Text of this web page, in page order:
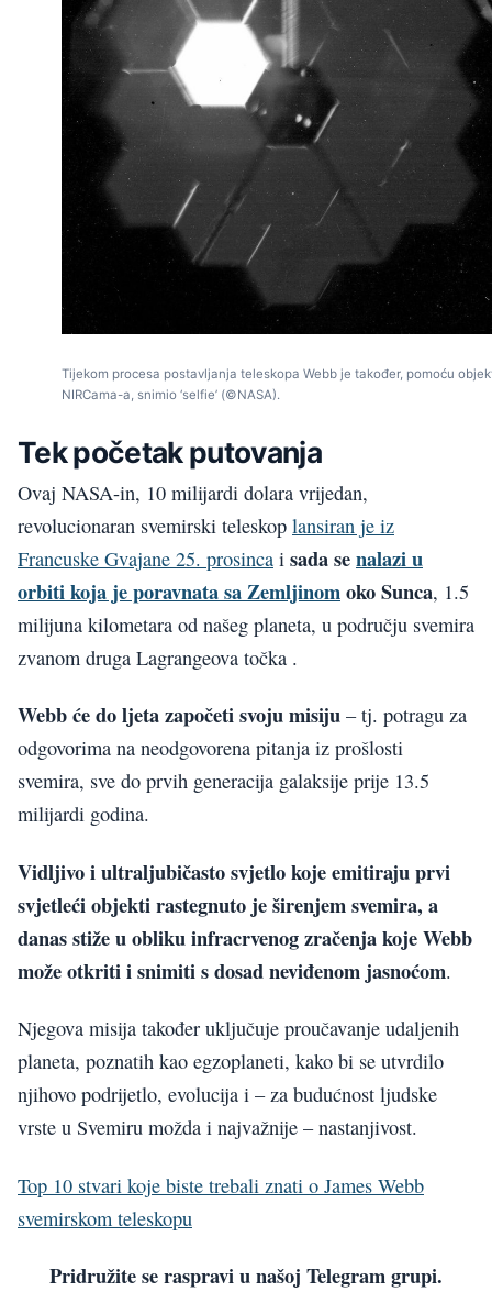
Tijekom procesa postavljanja teleskopa Webb je također, pomoću
NIRCama-a, snimio ‘selfie’ (©NASA).
Tek početak putovanja
Ovaj NASA-in, 10 milijardi dolara vrijedan,
revolucionaran svemirski teleskop lansiran je iz
Francuske Gvajane 25. prosinca i sada senalazi u
orbiti koja je poravnata sa Zemljinomoko Sunca, 1.5
milijuna kilometara od našeg planeta, u području svemira
zvanom druga Lagrangeova točka .
Webb će do ljeta započeti svoju misiju – tj. potragu za
odgovorima na neodgovorena pitanja iz prošlosti
svemira, sve do prvih generacija galaksije prije 13.5
milijardi godina.
Vidljivo i ultraljubičasto svjetlo koje emitiraju prvi
svjetleći objekti rastegnuto je širenjem svemira, a
danas stiže u obliku infracrvenog zračenja koje Webb
može otkriti i snimiti s dosad neviđenom jasnoćom.
Njegova misija također uključuje proučavanje udaljenih
planeta, poznatih kao egzoplaneti, kako bi se utvrdilo
njihovo podrijetlo, evolucija i – za budućnost ljudske
vrste u Svemiru možda i najvažnije – nastanjivost.
Top 10 stvari koje biste trebali znati o James Webb
svemirskom teleskopu
Pridružite se raspravi u našoj Telegram grupi.